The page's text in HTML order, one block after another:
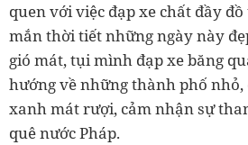
quen với việc đạp xe chất đầy
mắn thời tiết những ngày này
gió mát, tụi mình đạp xe băng
hướng về những thành phố
xanh mát rượi, cảm nhận sự
quê nước Pháp.